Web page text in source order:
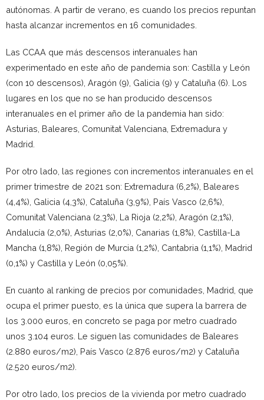
autónomas. A partir de verano, es cuando los precios repuntan
hasta alcanzar incrementos en 16 comunidades.
Las CCAA que más descensos interanuales han
experimentado en este año de pandemia son: Castilla y León
(con 10 descensos), Aragón (9), Galicia (9) y Cataluña (6). Los
lugares en los que no se han producido descensos
interanuales en el primer año de la pandemia han sido:
Asturias, Baleares, Comunitat Valenciana, Extremadura y
Madrid.
Por otro lado, las regiones con incrementos interanuales en el
primer trimestre de 2021 son: Extremadura (6,2%), Baleares
(4,4%), Galicia (4,3%), Cataluña (3,9%), País Vasco (2,6%),
Comunitat Valenciana (2,3%), La Rioja (2,2%), Aragón (2,1%),
Andalucía (2,0%), Asturias (2,0%), Canarias (1,8%), Castilla-La
Mancha (1,8%), Región de Murcia (1,2%), Cantabria (1,1%), Madrid
(0,1%) y Castilla y León (0,05%).
En cuanto al ranking de precios por comunidades, Madrid, que
ocupa el primer puesto, es la única que supera la barrera de
los 3.000 euros, en concreto se paga por metro cuadrado
unos 3.104 euros. Le siguen las comunidades de Baleares
(2.880 euros/m2), País Vasco (2.876 euros/m2) y Cataluña
(2.520 euros/m2).
Por otro lado, los precios de la vivienda por metro cuadrado